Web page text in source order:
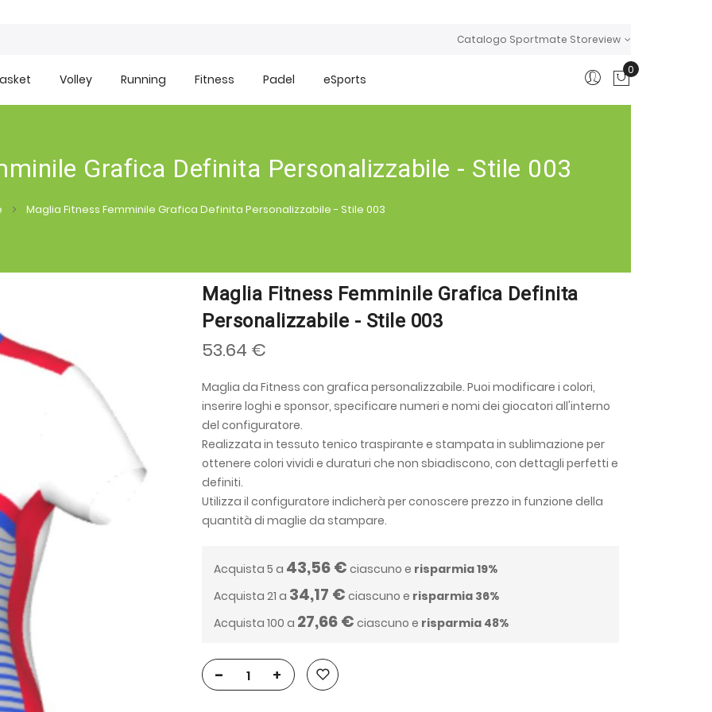
Catalogo Sportmate Storeview
Volley Running Fitness Padel eSports
0
Grafica Definita Personalizzabile - Stile 003
Maglia Fitness Femminile Grafica Definita Personalizzabile - Stile 003
Maglia Fitness Femminile Grafica Definita
Personalizzabile - Stile 003
53.64 €
Maglia da Fitness con grafica personalizzabile. Puoi modificare i colori,
inserire loghi e sponsor, specificare numeri e nomi dei giocatori all'interno
del configuratore.
Realizzata in tessuto tenico traspirante e stampata in sublimazione per
ottenere colori vividi e duraturi che non sbiadiscono, con dettagli perfetti e
definiti.
Utilizza il configuratore indicherà per conoscere prezzo in funzione della
quantità di maglie da stampare.
Acquista 5 a 43,56 € ciascuno e risparmia19%
Acquista 21 a 34,17 € ciascuno e risparmia 36%
Acquista 100 a 27,66 € ciascuno e risparmia 48%
- +